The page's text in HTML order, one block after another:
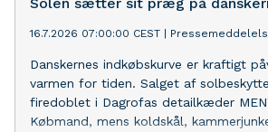
16.7.2026 07:00:00 CEST
Danskernes indkøbskurve er kraftigt
varmen for tiden. Salget af
firedoblet i Dagrofas detailkæder
Købmand, mens koldskål,